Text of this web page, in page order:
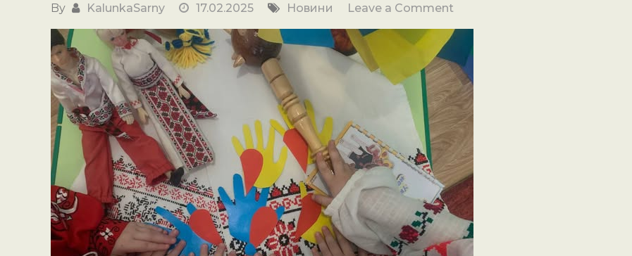
By KalunkaSarny 17.02.2025 Новини Leave a Comment
День
в
ЗДО
№7
“Калинка”